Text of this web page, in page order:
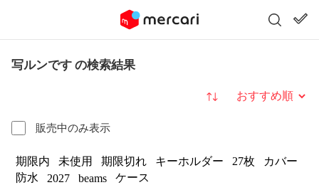
写ルンです の検索結果
販売中のみ表示
並び替え
期限内 未使用 期限切れ キーホルダー 27枚
カバー
防水
2027 beams ケース